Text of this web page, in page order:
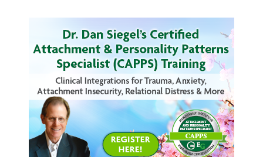
Formation de 2 jours à Washington D.C. avec le Dr